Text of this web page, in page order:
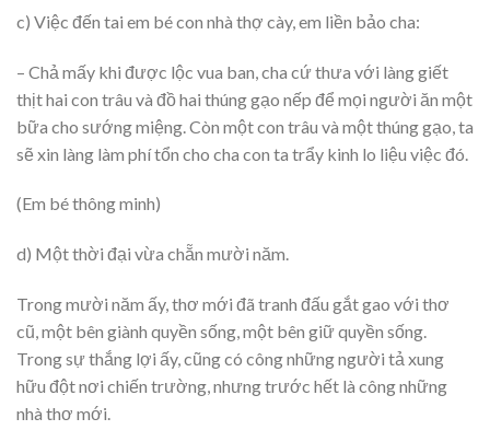
c) Việc đến tai em bé con nhà thợ cày, em liền bảo cha:
– Chả mấy khi được lộc vua ban, cha cứ thưa với làng giết
thịt hai con trâu và đồ hai thúng gạo nếp để mọi người ăn một
bữa cho sướng miệng. Còn một con trâu và một thúng gạo, ta
sẽ xin làng làm phí tổn cho cha con ta trẩy kinh lo liệu việc đó.
(Em bé thông minh)
d) Một thời đại vừa chẵn mười năm.
Trong mười năm ấy, thơ mới đã tranh đấu gắt gao với thơ
cũ, một bên giành quyền sống, một bên giữ quyền sống.
Trong sự thắng lợi ấy, cũng có công những người tả xung
hữu đột nơi chiến trường, nhưng trước hết là công những
nhà thơ mới.